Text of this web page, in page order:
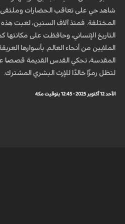
شاهد حي على تعاقب الحضارات وملتقى
المختلفة. فمنذ آلاف السنين، لعبت
التاريخ الإنساني، وحافظت على
الملايين من أنحاء العالم. بأسوارها
المقدسة، تحكي القدس القديمة قصصًا عن
لتظل رمزًا خالدًا للإرث البشري المشترك.
الأحد 12 أكتوبر 2025 - 12:45 بتوقيت مكة